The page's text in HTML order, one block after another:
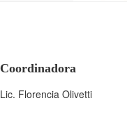
Coordinadora
Lic. Florencia Olivetti